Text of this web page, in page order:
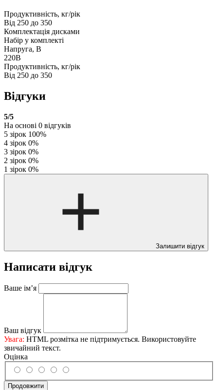
Продуктивність, кг/рік
Від 250 до 350
Комплектація дисками
Набір у комплекті
Напруга, В
220В
Продуктивність, кг/рік
Від 250 до 350
Відгуки
5/5
На основі 0 відгуків
5 зірок 100%
4 зірок 0%
3 зірок 0%
2 зірок 0%
1 зірок 0%
Залишити відгук
Написати відгук
Ваше ім’я
Ваш відгук
Увага: HTML розмітка не підтримується. Використовуйте
звичайний текст.
Оцінка
Продовжити